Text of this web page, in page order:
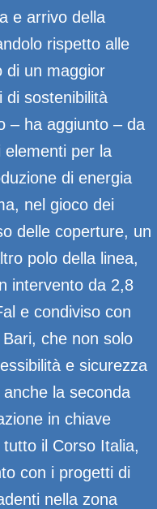
e arrivo della
rispetto alle
di un maggior
di sostenibilità
– ha aggiunto – da
elementi per la
di energia
nel gioco dei
delle coperture, un
polo della linea,
intervento da 2,8
e condiviso con
che non solo
e sicurezza
la seconda
in chiave
tutto il Corso Italia,
con i progetti di
nella zona